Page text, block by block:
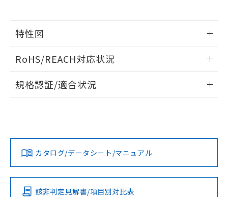
特性図
負荷電流-周囲温度定格
RoHS/REACH対応状況
EU RoHS 注意事項・凡例
対応済み
中国 RoHS 注意事項・凡例
規格認証/適合状況
LR型式承認
（イギリス
船舶規格）
DNV型式承認
（ノルウェー
船舶規格）
BV型式承認
（フランス
KR型式
（韓国
カタログ/データシート/マニュアル
該非判定見解書/項目別対比表
をご了承ください。
用者の範囲」に記載されている法人を
指します。
EU RoHS指令（10物質）の非含有証明書
51物質の非含有証明書（当社基準）
※本証明書は発行日時点で非含有を証明す
るもので、過去に遡って非含有を証明する
ものではありません。
また、RoHS指令のフタル酸エステル類４
物質の対応では、対応完了までの期間は出
す。